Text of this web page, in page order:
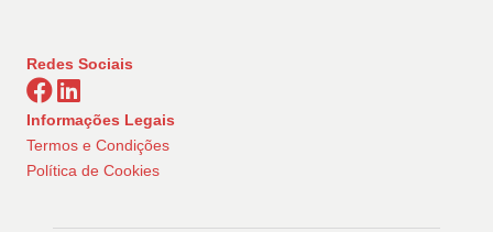
Redes Sociais
Informações Legais
Termos e Condições
Política de Cookies